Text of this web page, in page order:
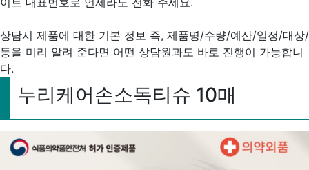
상담시 제품에 대한 기본 정보 즉, 제품명/수량/예산/일정/대상/
등을 미리 알려 준다면 어떤 상담원과도 바로 진행이 가능합니
다.
누리케어손소독티슈 10매